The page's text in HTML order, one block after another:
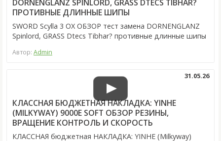
DORNENGLANZ SPINLORD, GRASS DTECS TIBHAR?
ПРОТИВНЫЕ ДЛИННЫЕ ШИПЫ
SWORD Scylla 3 OX ОБЗОР тест замена DORNENGLANZ
Spinlord, GRASS Dtecs Tibhar? противные длинные шипы
Автор: Admin
КЛАССНАЯ БЮДЖЕТНАЯ НАКЛАДКА: YINHE
(MILKYWAY) 9000E SOFT ОБЗОР РЕЗИНЫ,
ВРАЩЕНИЕ КОНТРОЛЬ И СКОРОСТЬ
31.05.26
КЛАССНАЯ бюджетная НАКЛАДКА: YINHE (Milkyway)